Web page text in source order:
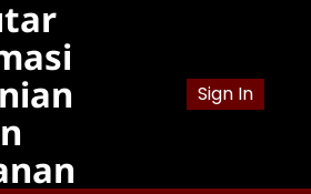
Sign In